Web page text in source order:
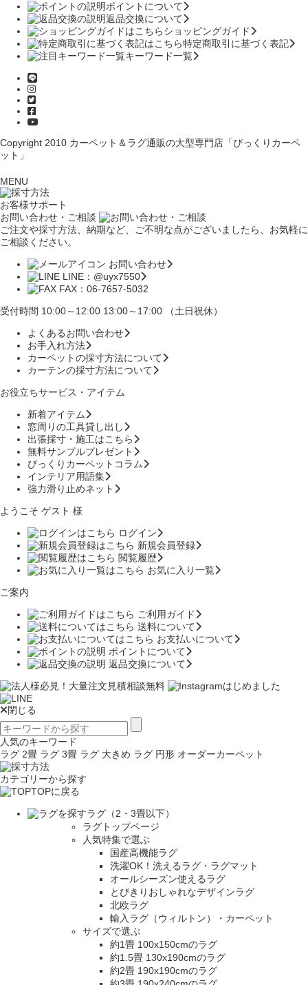
ポイントについて
返品交換について
ショッピングガイド
特定商取引に基づく表記
キーワード一覧
Copyright 2010 カーペット＆ラグ通販の大型専門店「びっくりカーペ
ット」
MENU
お客様サポート
お問い合わせ・ご相談
ご注文や採寸方法、納期など、ご不明な点がございましたら、お気軽に
ご相談ください。
お問い合わせ
LINE：@uyx7550
FAX：06-7657-5032
受付時間 10:00～12:00 13:00～17:00 （土日祝休）
よくあるお問い合わせ
お手入れ方法
カーペットの採寸方法について
カーテンの採寸方法について
お役立ちサービス・アイテム
新着アイテム
窓周りの工具貸し出し
出張採寸・施工はこちら
無料サンプルプレゼント
びっくりカーペットコラム
インテリア用語集
強力滑り止めネット
ようこそ ゲスト 様
ログイン
新規会員登録
閲覧履歴
お気に入り一覧
ご案内
ご利用ガイド
送料について
お支払いについて
ポイントについて
返品交換について
閉じる
人気のキーワード
ラグ 2畳 ラグ 3畳 ラグ 大きめ ラグ 円形 オーダーカーペット
カテゴリーから探す
TOPに戻る
ラグ（2・3畳以下）
ラグトップページ
人気特集で選ぶ
国産高機能ラグ
洗濯OK！洗えるラグ・ラグマット
オールシーズン使えるラグ
とびきりおしゃれなデザインラグ
北欧ラグ
輸入ラグ（ウィルトン）・カーペット
サイズで選ぶ
約1畳 100x150cmのラグ
約1.5畳 130x190cmのラグ
約2畳 190x190cmのラグ